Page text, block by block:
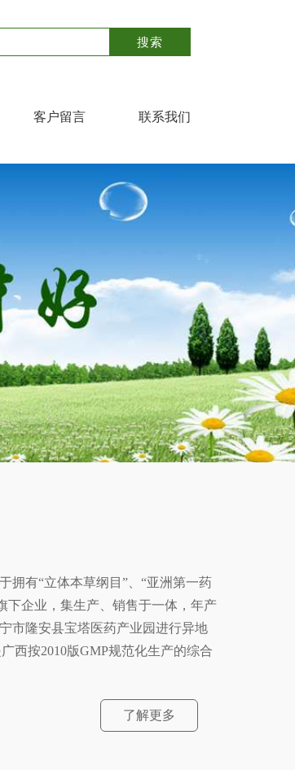
客户留言 联系我们
拥有“立体本草纲目”、“亚洲第一药
下企业，集生产、销售于一体，年产
市隆安县宝塔医药产业园进行异地
西按2010版GMP规范化生产的综合
了解更多